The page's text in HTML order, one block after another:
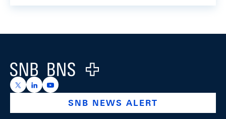
Logo
https://x.com/snb_bns
https://ch.linkedin.com/company/swiss-national-
https://www.youtube.com/@swissnationalbank
SNB NEWS ALERT